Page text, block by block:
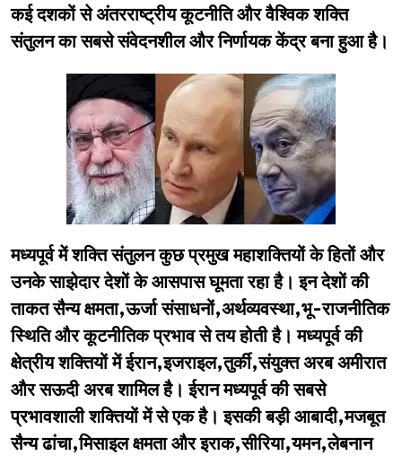
कई दशकों से अंतरराष्ट्रीय कूटनीति और वैश्विक शक्ति
संतुलन का सबसे संवेदनशील और निर्णायक केंद्र बना हुआ है।
मध्यपूर्व में शक्ति संतुलन कुछ प्रमुख महाशक्तियों के हितों और
उनके साझेदार देशों के आसपास घूमता रहा है। इन देशों की
ताकत सैन्य क्षमता,ऊर्जा संसाधनों,अर्थव्यवस्था,भू-राजनीतिक
स्थिति और कूटनीतिक प्रभाव से तय होती है। मध्यपूर्व की
क्षेत्रीय शक्तियों में ईरान,इजराइल,तुर्की,संयुक्त अरब अमीरात
और सऊदी अरब शामिल है। ईरान मध्यपूर्व की सबसे
प्रभावशाली शक्तियों में से एक है। इसकी बड़ी आबादी,मजबूत
सैन्य ढांचा,मिसाइल क्षमता और इराक,सीरिया,यमन,लेबनान